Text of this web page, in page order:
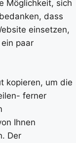
Möglichkeit, sich
dass
einsetzen,
paar
kopieren, um die
ferner
Ihnen
Der